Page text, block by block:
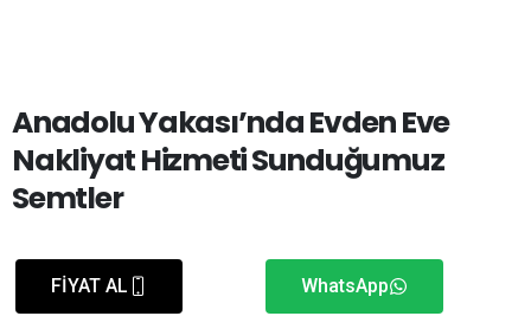
Anadolu Yakası’nda Evden Eve
Nakliyat Hizmeti Sunduğumuz
Semtler
Kadıköy Evden Eve Nakliyat
(Moda, Fenerbahçe, Bostancı)
Üsküdar Evden Eve Nakliyat
(Kuzguncuk, Çengelköy,
Beylerbeyi)
FİYAT AL WhatsApp